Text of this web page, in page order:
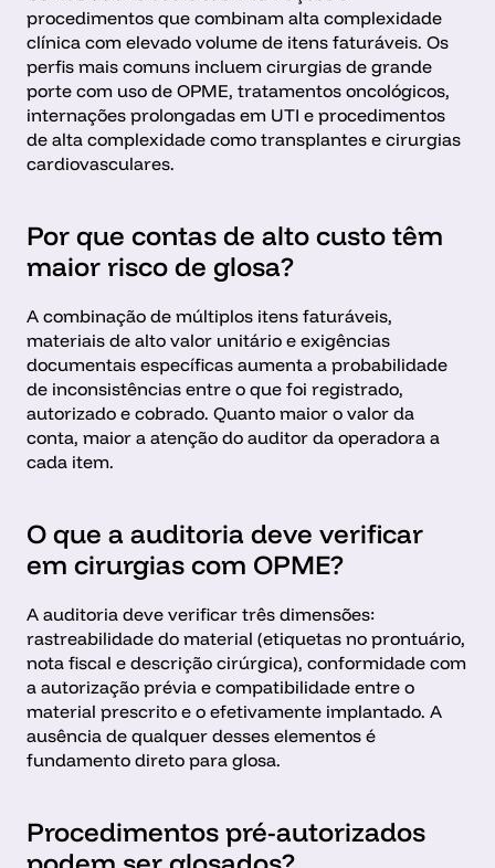
procedimentos que combinam alta complexidade
clínica com elevado volume de itens faturáveis. Os
perfis mais comuns incluem cirurgias de grande
porte com uso de OPME, tratamentos oncológicos,
internações prolongadas em UTI e procedimentos
de alta complexidade como transplantes e cirurgias
cardiovasculares.
Por que contas de alto custo têm
maior risco de glosa?
A combinação de múltiplos itens faturáveis,
materiais de alto valor unitário e exigências
documentais específicas aumenta a probabilidade
de inconsistências entre o que foi registrado,
autorizado e cobrado. Quanto maior o valor da
conta, maior a atenção do auditor da operadora a
cada item.
O que a auditoria deve verificar
em cirurgias com OPME?
A auditoria deve verificar três dimensões:
rastreabilidade do material (etiquetas no prontuário,
nota fiscal e descrição cirúrgica), conformidade com
a autorização prévia e compatibilidade entre o
material prescrito e o efetivamente implantado. A
ausência de qualquer desses elementos é
fundamento direto para glosa.
Procedimentos pré-autorizados